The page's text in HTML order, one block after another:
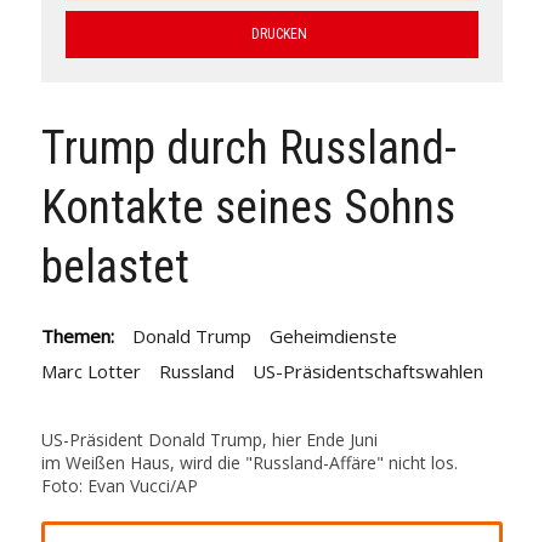
DRUCKEN
Trump durch Russland-
Kontakte seines Sohns
belastet
Themen: Donald Trump
Geheimdienste
Marc Lotter
Russland US-Präsidentschaftswahlen
US-Präsident Donald Trump, hier Ende Juni
im Weißen Haus, wird die "Russland-Affäre" nicht los.
Foto: Evan Vucci/AP